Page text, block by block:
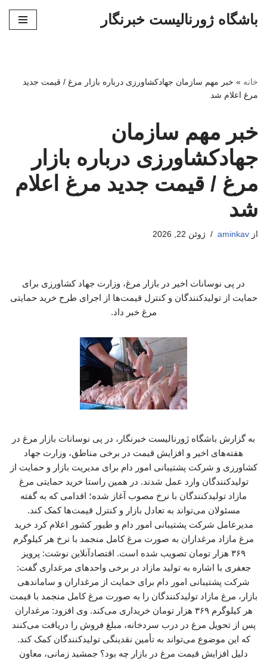
باشگاه ژورنالیست خبرنگار
خانه » خبر مهم سازمان جهادکشاورزی درباره بازار مرغ / قیمت جدید
مرغ اعلام شد
خبر مهم سازمان
جهادکشاورزی درباره بازار
مرغ / قیمت جدید مرغ اعلام
شد
از aminkav ژوئن 22, 2026
در پی نوسانات اخیر در بازار مرغ، وزارت جهاد کشاورزی برای
حمایت از تولیدکنندگان و کنترل قیمت‌ها از اجرای طرح خرید حمایتی
مرغ خبر داد.
به گزارش باشگاه ژورنالیست خبرنگار، در پی نوسانات بازار مرغ در
هفته‌های اخیر و افزایش قیمت در برخی مناطق، وزارت جهاد
کشاورزی و شرکت پشتیبانی امور دام برای مدیریت بازار و حمایت از
تولیدکنندگان وارد عمل شدند. در همین راستا خرید حمایتی مرغ
مازاد تولیدکنندگان با نرخ مصوب آغاز شده؛ اقدامی که به گفته
مسئولان می‌تواند به تعادل بازار و کنترل قیمت‌ها کمک کند.
مدیرعامل شرکت پشتیبانی امور دام و طیور کشور اعلام کرد خرید
مرغ مازاد مرغداران به صورت مرغ کامل منجمد با نرخ هر کیلوگرم
۳۶۹ هزار تومان تصویب شده است. اقتصادآنلاین نوشت: پرویز
جعفری با اشاره به تولید مازاد در برخی واحدهای مرغداری گفت:
شرکت پشتیبانی امور دام برای حمایت از مرغداران و ساماندهی
بازار، مرغ مازاد تولیدکنندگان را به صورت مرغ کامل منجمد با قیمت
هر کیلوگرم ۳۶۹ هزار تومان خریداری می‌کند. وی افزود: مرغداران
پس از تحویل مرغ در درب سردخانه، مبلغ فروش را دریافت می‌کنند
که این موضوع می‌تواند به تأمین نقدینگی تولیدکنندگان کمک کند.
دلیل افزایش قیمت مرغ در بازار چه بود؟ جمشید زمانی، معاون